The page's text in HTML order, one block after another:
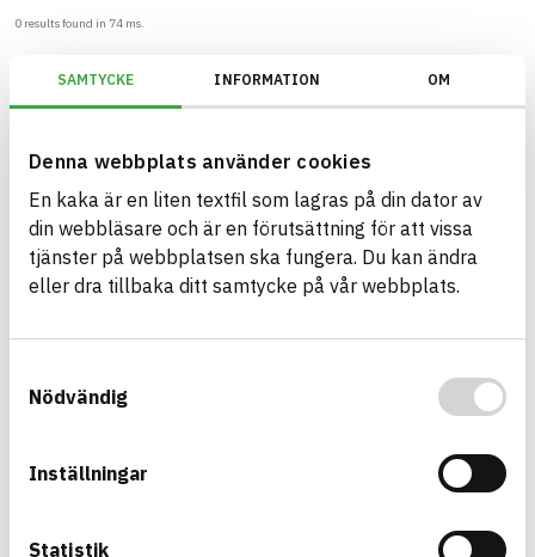
SAMTYCKE INFORMATION OM
Denna webbplats använder cookies
En kaka är en liten textfil som lagras på din dator av
din webbläsare och är en förutsättning för att vissa
tjänster på webbplatsen ska fungera. Du kan ändra
eller dra tillbaka ditt samtycke på vår webbplats.
Nödvändig
Inställningar
Statistik
0 results found in 74 ms.
Filter Reset filters
Build with BASTA - conscious
product choices!
products. The BASTA system also offers criteria's
substances.
Environmental Research Institute